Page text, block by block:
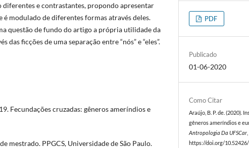
diferentes e contrastantes, propondo apresentar
é modulado de diferentes formas através deles.
questão de fundo do artigo a própria utilidade da
das ficções de uma separação entre “nós” e “eles”.
Fecundações cruzadas: gêneros ameríndios e
mestrado. PPGCS, Universidade de São Paulo.
PDF
Publicado
01-06-2020
Como Citar
Araújo, B. P. de. (2020).
gêneros ameríndios e
Antropologia Da UFSCar
https://doi.org/